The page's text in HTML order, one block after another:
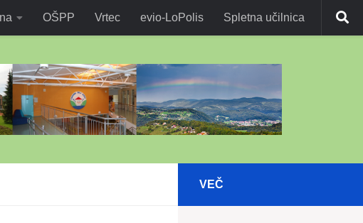
OŠPP Vrtec evio-LoPolis Spletna učilnica
VEČ